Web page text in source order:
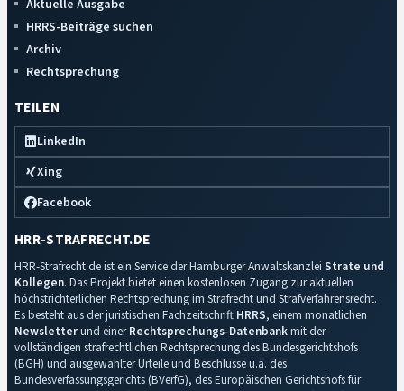
Aktuelle Ausgabe
HRRS-Beiträge suchen
Archiv
Rechtsprechung
TEILEN
LinkedIn
Xing
Facebook
HRR-STRAFRECHT.DE
HRR-Strafrecht.de ist ein Service der Hamburger Anwaltskanzlei Strate und
Kollegen. Das Projekt bietet einen kostenlosen Zugang zur aktuellen
höchstrichterlichen Rechtsprechung im Strafrecht und Strafverfahrensrecht.
Es besteht aus der juristischen Fachzeitschrift HRRS, einem monatlichen
Newsletterund einerRechtsprechungs-Datenbankmit der
vollständigen strafrechtlichen Rechtsprechung des Bundesgerichtshofs
(BGH) und ausgewählter Urteile und Beschlüsse u.a. des
Bundesverfassungsgerichts (BVerfG), des Europäischen Gerichtshofs für